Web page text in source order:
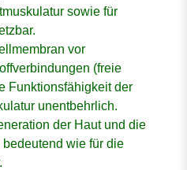
sowie für
vor
(freie
Funktionsfähigkeit der
unentbehrlich.
der Haut und die
wie für die